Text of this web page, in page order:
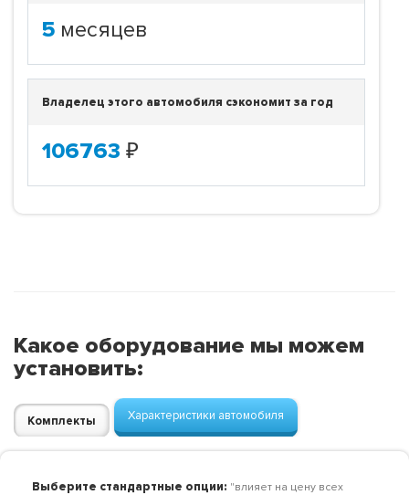
5 месяцев
Владелец этого автомобиля сэкономит за год
106763 ₽
Какое оборудование мы можем
установить:
Комплекты Характеристики автомобиля
Выберите стандартные опции: "влияет на цену всех